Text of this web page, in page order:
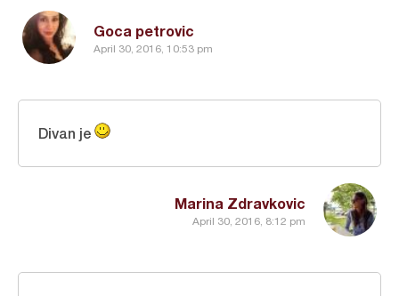
Goca petrovic
April 30, 2016, 10:53 pm
Marina Zdravkovic
April 30, 2016, 8:12 pm
Divan je